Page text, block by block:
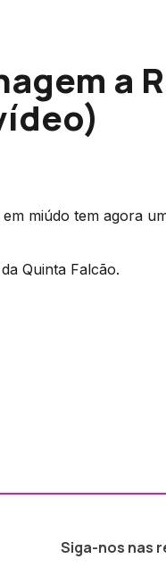
a
miúdo tem agora
Quinta Falcão.
Siga-nos nas